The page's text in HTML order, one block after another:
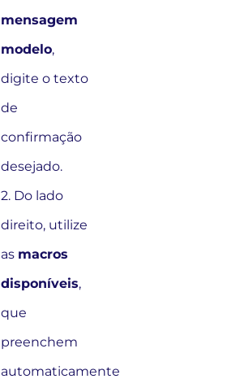
mensagem
modelo,
digite o texto
de
confirmação
desejado.
2. Do lado
direito, utilize
as macros
disponíveis,
que
preenchem
automaticamente